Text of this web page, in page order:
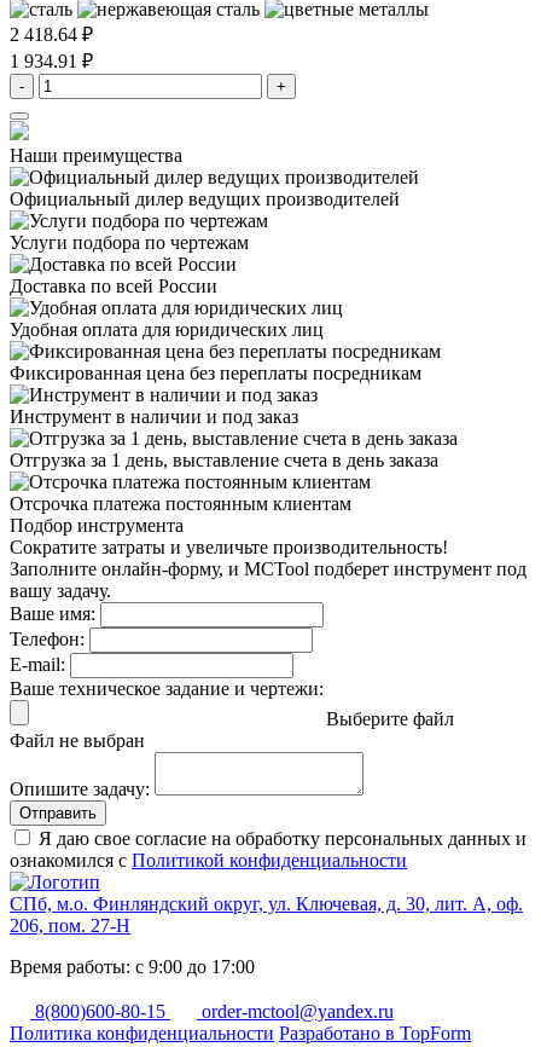
2 418.64 ₽
1 934.91 ₽
- +
Наши преимущества
Официальный дилер ведущих производителей
Услуги подбора по чертежам
Доставка по всей России
Удобная оплата для юридических лиц
Фиксированная цена без переплаты посредникам
Инструмент в наличии и под заказ
Отгрузка за 1 день, выставление счета в день заказа
Отсрочка платежа постоянным клиентам
Подбор инструмента
Сократите затраты и увеличьте производительность!
Заполните онлайн-форму, и MCTool подберет инструмент под
вашу задачу.
Ваше имя:
Телефон:
E-mail:
Ваше техническое задание и чертежи:
Выберите файл
Файл не выбран
Опишите задачу:
Отправить
Я даю свое согласие на обработку персональных данных и
ознакомился с Политикой конфиденциальности
СПб, м.о. Финляндский округ, ул. Ключевая, д. 30, лит. А, оф.
206, пом. 27-Н
Время работы: с 9:00 до 17:00
8(800)600-80-15
order-mctool@yandex.ru
Политика конфиденциальности Разработано в TopForm